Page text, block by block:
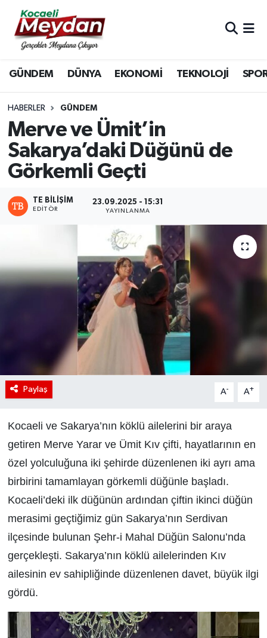
GÜNDEM DÜNYA EKONOMİ TEKNOLOJİ
HABERLER GÜNDEM
Merve ve Ümit’in
Sakarya’daki Düğünü de
Görkemli Geçti
TE BILIŞIM
EDITÖR
23.09.2025 - 15:31
YAYINLANMA
Paylaş A- A+
Kocaeli ve Sakarya’nın köklü ailelerini bir araya
getiren Merve Yarar ve Ümit Kıv çifti, hayatlarının en
özel yolculuğuna iki şehirde düzenlenen iki ayrı ama
birbirini tamamlayan görkemli düğünle başladı.
Kocaeli’deki ilk düğünün ardından çiftin ikinci düğün
merasimi geçtiğimiz gün Sakarya’nın Serdivan
ilçesinde bulunan Şehr-i Mahal Düğün Salonu’nda
gerçekleşti. Sakarya’nın köklü ailelerinden Kıv
ailesinin ev sahipliğinde düzenlenen davet, büyük ilgi
gördü.
Nöbetçi Eczaneler
Hava Durumu
Trafik Durumu
Süper Lig Puan Durumu ve Fikstür
Tüm Manşetler
Son Dakika Haberleri
Haber Arşivi